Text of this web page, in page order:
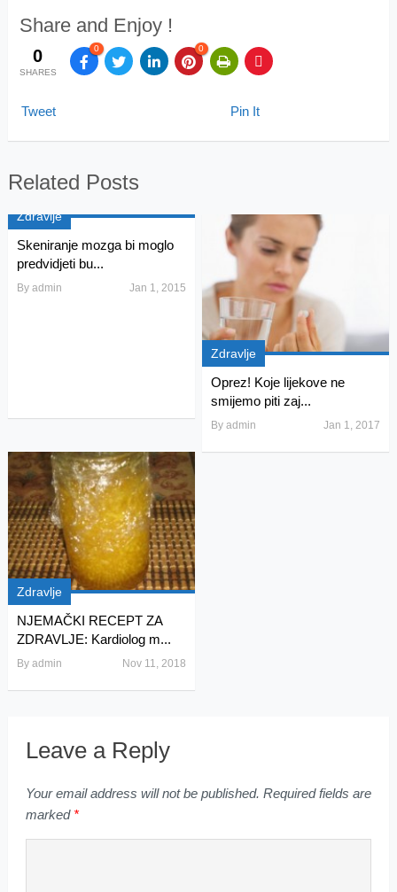
Share and Enjoy !
0
SHARES
0 0
Tweet Pin It
Related Posts
Zdravlje
Skeniranje mozga bi moglo
predvidjeti bu...
By admin Jan 1, 2015
Zdravlje
Oprez! Koje lijekove ne
smijemo piti zaj...
Byadmin Jan 1, 2017
Zdravlje
NJEMAČKI RECEPT ZA
ZDRAVLJE: Kardiolog m...
By admin Nov 11, 2018
Leave a Reply
Your email address will not be published. Required fields are
marked *